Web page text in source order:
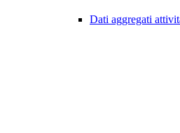
Dati aggregati